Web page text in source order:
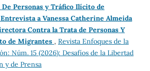
Personas y Tráfico Ilícito de
Entrevista a Vanessa Catherine Almeida
Contra la Trata de Personas Y
de Migrantes , Revista Enfoques de la
Núm. 15 (2026): Desafíos de la Libertad
y de Prensa